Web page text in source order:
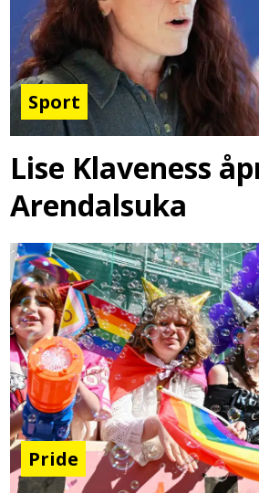
Sport
Lise Klaveness
Arendalsuka
Pride